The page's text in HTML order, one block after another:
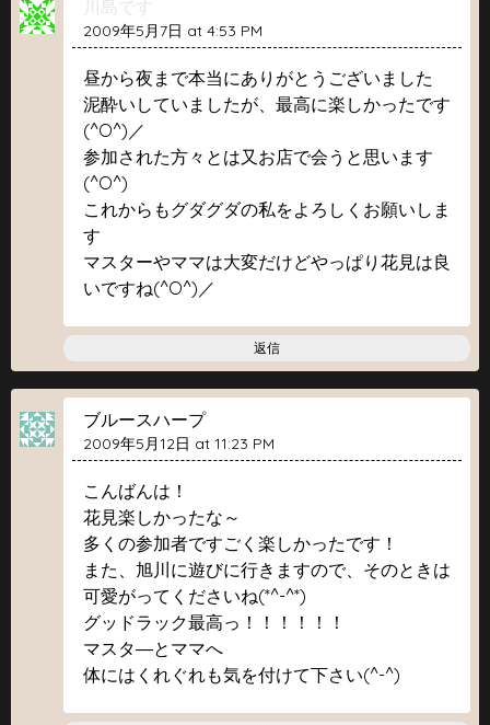
2009年5月7日 at 4:53 PM
川島です
昼から夜まで本当にありがとうございました
泥酔いしていましたが、最高に楽しかったです
(^O^)／
参加された方々とは又お店で会うと思います
(^O^)
これからもグダグダの私をよろしくお願いしま
す
マスターやママは大変だけどやっぱり花見は良
いですね(^O^)／
返信
2009年5月12日 at 11:23 PM
ブルースハープ
こんばんは！
花見楽しかったな～
多くの参加者ですごく楽しかったです！
また、旭川に遊びに行きますので、そのときは
可愛がってくださいね(*^-^*)
グッドラック最高っ！！！！！！
マスタ―とママへ
体にはくれぐれも気を付けて下さい(^-^)